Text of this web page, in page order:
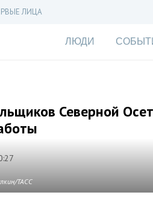
ЛИЦА
ЛЮДИ
Северной
ТАСС